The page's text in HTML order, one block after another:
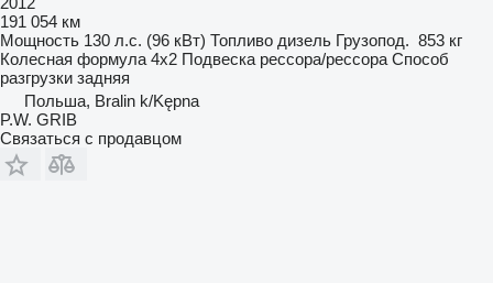
191 054 км
Мощность 130 л.с. (96 кВт) Топливо дизель Грузопод. 853 кг
Колесная формула 4x2 Подвеска рессора/рессора Способ
разгрузки задняя
Польша, Bralin k/Kępna
P.W. GRIB
Связаться с продавцом